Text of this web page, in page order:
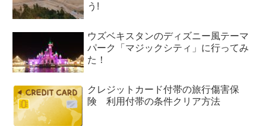
う!
ウズベキスタンのディズニー風テーマ
パーク「マジックシティ」に行ってみ
た！
クレジットカード付帯の旅行傷害保
険 利用付帯の条件クリア方法